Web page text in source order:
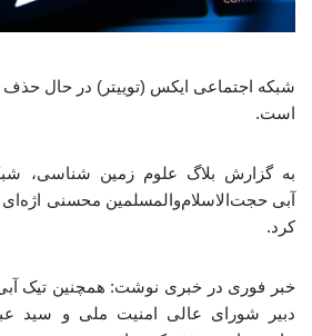
شبکه اجتماعی ایکس (توییتر) در حال حذف
است.
به گزارش بلاگ علوم زمین شناسی،
آبی حجت‌الاسلام‌والمسلمین محسنی اژه‌ای
کرد.
خبر فوری در خبری نوشت: همچنین تیک
دبیر شورای عالی امنیت ملی و سید